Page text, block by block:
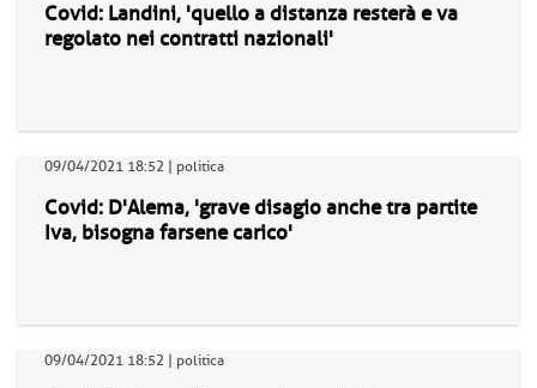
Covid: Landini, 'quello a distanza resterà e va
regolato nei contratti nazionali'
09/04/2021 18:52 | politica
Covid: D'Alema, 'grave disagio anche tra partite
Iva, bisogna farsene carico'
09/04/2021 18:52 | politica